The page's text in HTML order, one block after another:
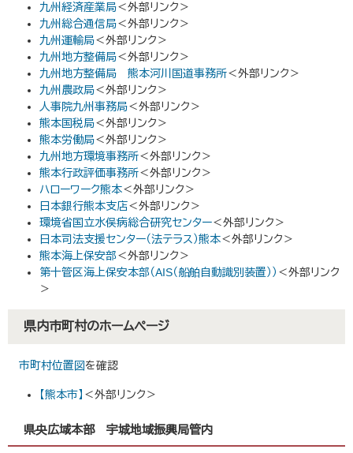
九州経済産業局＜外部リンク＞
九州総合通信局＜外部リンク＞
九州運輸局＜外部リンク＞
九州地方整備局＜外部リンク＞
九州地方整備局 熊本河川国道事務所＜外部リンク＞
九州農政局＜外部リンク＞
人事院九州事務局＜外部リンク＞
熊本国税局＜外部リンク＞
熊本労働局＜外部リンク＞
九州地方環境事務所＜外部リンク＞
熊本行政評価事務所＜外部リンク＞
ハローワーク熊本＜外部リンク＞
日本銀行熊本支店＜外部リンク＞
環境省国立水俣病総合研究センター＜外部リンク＞
日本司法支援センター（法テラス）熊本＜外部リンク＞
熊本海上保安部＜外部リンク＞
第十管区海上保安本部（AIS（船舶自動識別装置）） ＜外部リンク
＞
県内市町村のホームページ
市町村位置図を確認
【熊本市】 ＜外部リンク＞
県央広域本部 宇城地域振興局管内